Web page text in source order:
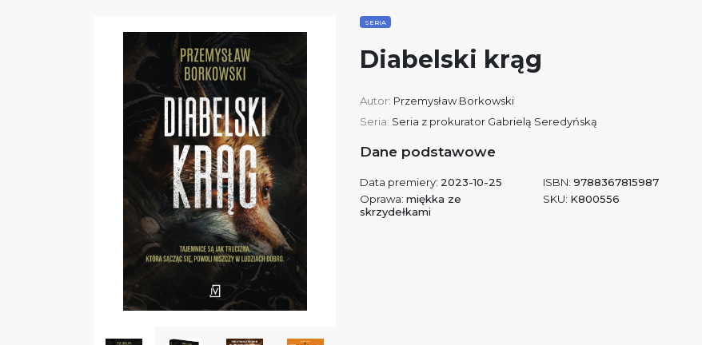
SERIA
Diabelski krąg
Autor: Przemysław Borkowski
Seria: Seria z prokurator Gabrielą Seredyńską
Dane podstawowe
Data premiery: 2023-10-25
Oprawa: miękka ze
skrzydełkami
ISBN: 9788367815987
SKU: K800556